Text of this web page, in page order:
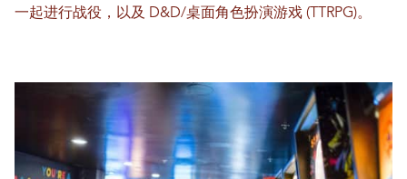
一起进行战役，以及 D&D/桌面角色扮演游戏 (TTRPG)。